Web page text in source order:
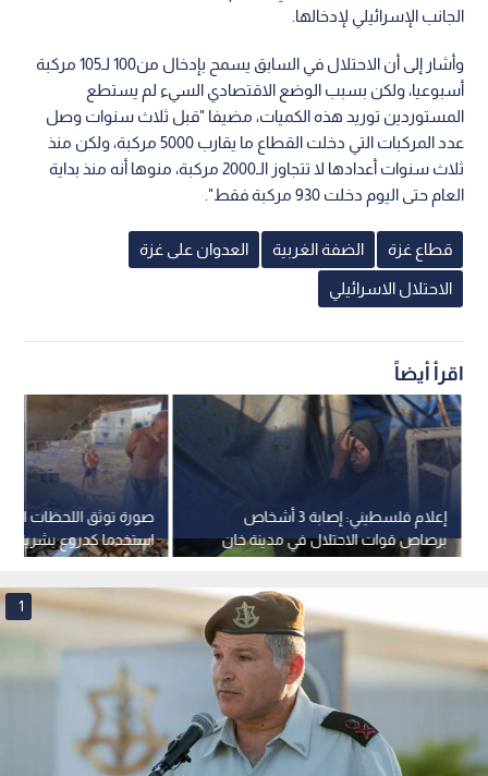
الجانب الإسرائيلي لإدخالها.
وأشار إلى أن الاحتلال في السابق يسمح بإدخال من100 لـ105 مركبة
أسبوعيا، ولكن بسبب الوضع الاقتصادي السيء لم يستطع
المستوردين توريد هذه الكميات، مضيفا "قبل ثلاث سنوات وصل
عدد المركبات التي دخلت القطاع ما يقارب 5000 مركبة، ولكن منذ
ثلاث سنوات أعدادها لا تتجاوز الـ2000 مركبة، منوها أنه منذ بداية
العام حتى اليوم دخلت 930 مركبة فقط".
قطاع غزة الضفة الغربية العدوان على غزة
الاحتلال الاسرائيلي
اقرأ أيضاً
صورة توثق اللحظات
استخدما كدروع بشرية
بغزة
إعلام فلسطيني: إصابة 3 أشخاص
برصاص قوات الاحتلال في مدينة خان
يونس جنوب قطاع غزة
1